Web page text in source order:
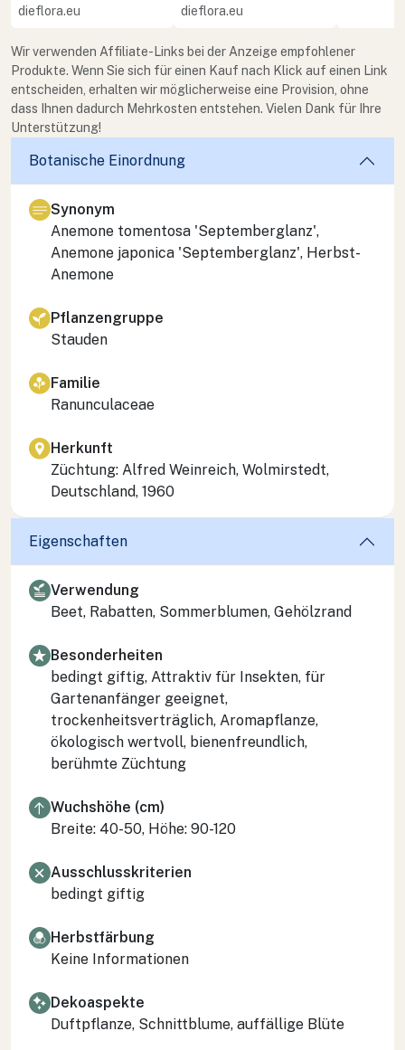
dieflora.eu
dieflora.eu
Wir verwenden Affiliate-Links bei der Anzeige empfohlener
Produkte. Wenn Sie sich für einen Kauf nach Klick auf einen Link
entscheiden, erhalten wir möglicherweise eine Provision, ohne
dass Ihnen dadurch Mehrkosten entstehen. Vielen Dank für Ihre
Unterstützung!
Botanische Einordnung
Synonym
Anemone tomentosa 'Septemberglanz',
Anemone japonica 'Septemberglanz', Herbst-
Anemone
Pflanzengruppe
Stauden
Familie
Ranunculaceae
Herkunft
Züchtung: Alfred Weinreich, Wolmirstedt,
Deutschland, 1960
Eigenschaften
Verwendung
Beet, Rabatten, Sommerblumen, Gehölzrand
Besonderheiten
bedingt giftig, Attraktiv für Insekten, für
Gartenanfänger geeignet,
trockenheitsverträglich, Aromapflanze,
ökologisch wertvoll, bienenfreundlich,
berühmte Züchtung
Wuchshöhe (cm)
Breite: 40-50, Höhe: 90-120
Ausschlusskriterien
bedingt giftig
Herbstfärbung
Keine Informationen
Dekoaspekte
Duftpflanze, Schnittblume, auffällige Blüte